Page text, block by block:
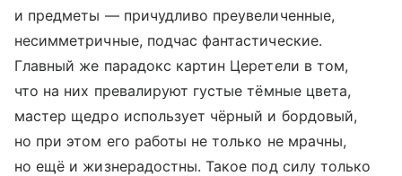
и предметы — причудливо преувеличенные,
несимметричные, подчас фантастические.
Главный же парадокс картин Церетели в том,
что на них превалируют густые тёмные цвета,
мастер щедро использует чёрный и бордовый,
но при этом его работы не только не мрачны,
но ещё и жизнерадостны. Такое под силу только